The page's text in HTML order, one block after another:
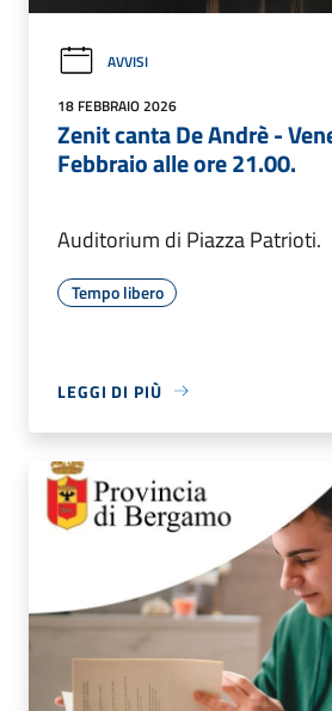
AVVISI
18 FEBBRAIO 2026
Zenit canta De Andrè -
Febbraio alle ore 21.00.
Auditorium di Piazza Patrioti.
Tempo libero
LEGGI DI PIÙ